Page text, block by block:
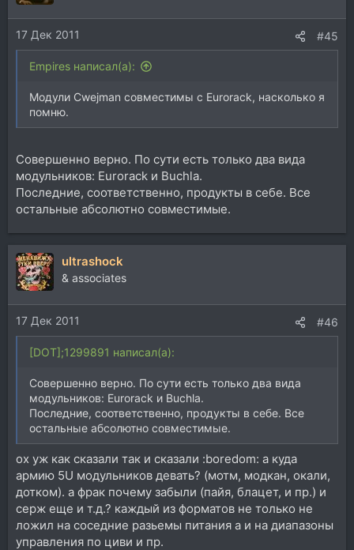
17 Дек 2011 #45
Empires написал(а):
Модули Cwejman совместимы с Eurorack, насколько я
помню.
Совершенно верно. По сути есть только два вида
модульников: Eurorack и Buchla.
Последние, соответственно, продукты в себе. Все
остальные абсолютно совместимые.
ultrashock
& associates
17 Дек 2011 #46
[DOT];1299891 написал(а):
Совершенно верно. По сути есть только два вида
модульников: Eurorack и Buchla.
Последние, соответственно, продукты в себе. Все
остальные абсолютно совместимые.
ох уж как сказали так и сказали :boredom: а куда
армию 5U модульников девать? (мотм, модкан, окали,
дотком). а фрак почему забыли (пайя, блацет, и пр.) и
серж еще и т.д.? каждый из форматов не только не
ложил на соседние разьемы питания а и на диапазоны
управления по циви и пр.